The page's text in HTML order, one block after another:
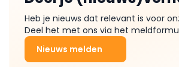
Heb je nieuws dat relevant is voor
Deel het met ons via het
Nieuws melden